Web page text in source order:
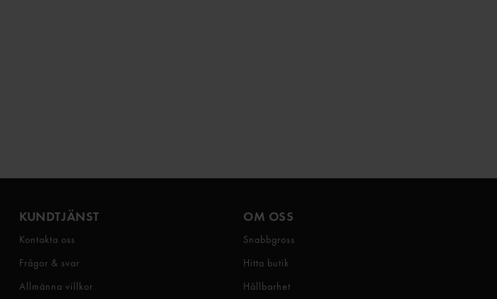
KUNDTJÄNST
Kontakta oss
Frågor & svar
Allmänna villkor
OM OSS
Snabbgross
Hitta butik
Hållbarhet